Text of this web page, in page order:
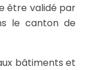
être validé par
le canton de
bâtiments et